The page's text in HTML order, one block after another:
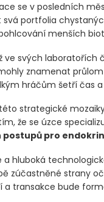
se v posledních
portfolia
menších
ve svých laboratořích
znamenat
hráčům šetří čas
strategické
že se úzce
pro
a hluboká
zúčastněné strany
a transakce bude